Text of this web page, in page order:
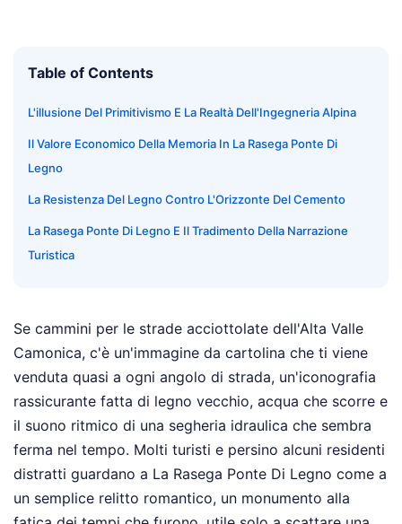
Table of Contents
L'illusione Del Primitivismo E La Realtà Dell'Ingegneria Alpina
Il Valore Economico Della Memoria In La Rasega Ponte Di
Legno
La Resistenza Del Legno Contro L'Orizzonte Del Cemento
La Rasega Ponte Di Legno E Il Tradimento Della Narrazione
Turistica
Se cammini per le strade acciottolate dell'Alta Valle
Camonica, c'è un'immagine da cartolina che ti viene
venduta quasi a ogni angolo di strada, un'iconografia
rassicurante fatta di legno vecchio, acqua che scorre e
il suono ritmico di una segheria idraulica che sembra
ferma nel tempo. Molti turisti e persino alcuni residenti
distratti guardano a La Rasega Ponte Di Legno come a
un semplice relitto romantico, un monumento alla